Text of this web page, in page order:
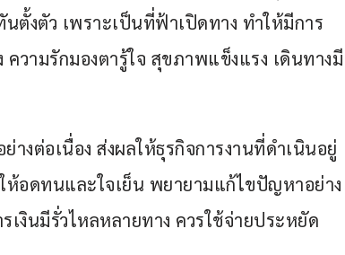
ตั้งตัว เพราะเป็นที่ฟ้าเปิดทาง ทำให้มีการ
ความรักมองตารู้ใจ สุขภาพแข็งแรง เดินทางมี
างต่อเนื่อง ส่งผลให้ธุรกิจการงานที่ดำเนินอยู่
อดทนและใจเย็น พยายามแก้ไขปัญหาอย่าง
เงินมีรั่วไหลหลายทาง ควรใช้จ่ายประหยัด